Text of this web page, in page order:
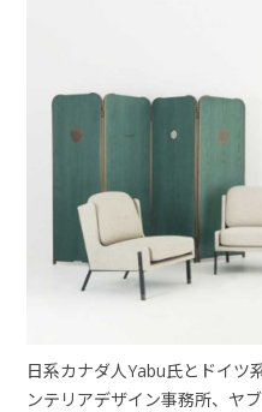
日系カナダ人Yabu氏とドイツ
ンテリアデザイン事務所、ヤ